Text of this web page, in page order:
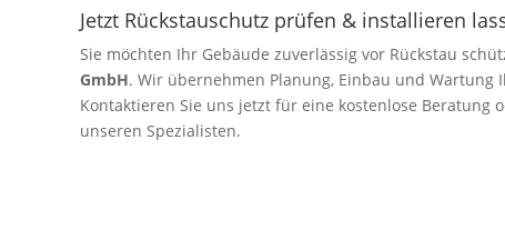
Jetzt Rückstauschutz prüfen & installieren
Sie möchten Ihr Gebäude zuverlässig vor Rückstau
GmbH. Wir übernehmen Planung, Einbau und Wartung
Kontaktieren Sie uns jetzt für eine kostenlose
unseren Spezialisten.